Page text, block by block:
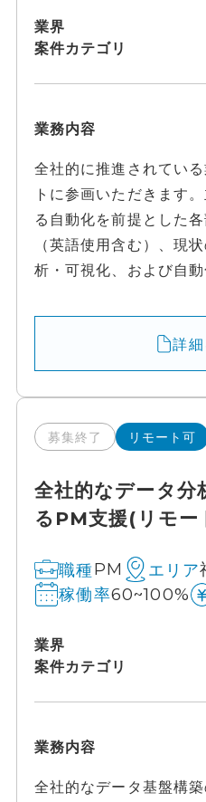
業界
案件カテゴリ
業務内容
全社的に推進されてい
トに参画いただきます
る自動化を前提とした
（英語使用含む）、現
析・可視化、および自
詳
募集終了 リモート可
全社的なデータ分
るPM支援(リモー
職種PM エリア
稼働率60~100%
業界
案件カテゴリ
業務内容
全社的なデータ基盤構